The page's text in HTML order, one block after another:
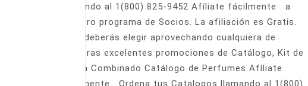
llamando al 1(800) 825-9452 Afíliate fácilmente a
nuestro programa de Socios. La afiliación es Gratis.
Sólo deberás elegir aprovechando cualquiera de
nuestras excelentes promociones de Catálogo, Kit de
Venta Combinado Catálogo de Perfumes Afíliate
fácilmente Ordena tus Catalogos llamando al 1(800)